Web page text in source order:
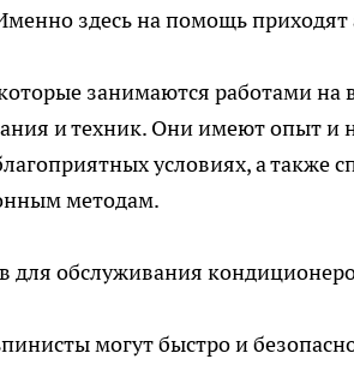
здесь на помощь
занимаются работами на
и техник. Они имеют опыт и
условиях, а также
методам.
для обслуживания
могут быстро и